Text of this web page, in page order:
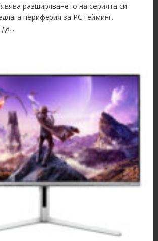
разширяването на серията си
периферия за PC гейминг.